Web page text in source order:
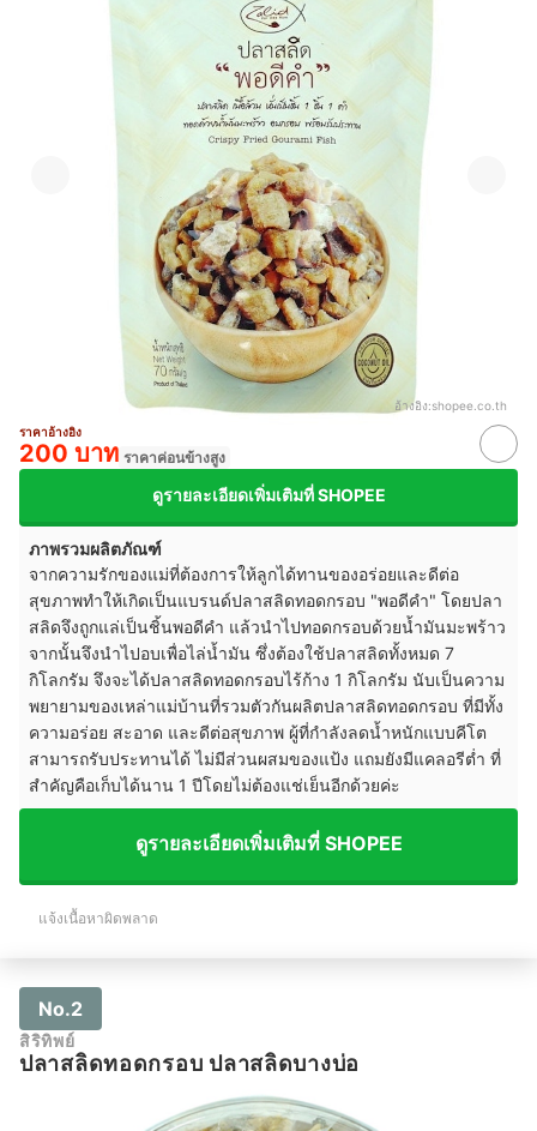
อ้างอิง:shopee.co.th
ราคาอ้างอิง
200 บาท ราคาค่อนข้างสูง
ดูรายละเอียดเพิ่มเติมที่ SHOPEE
ภาพรวมผลิตภัณฑ์
จากความรักของแม่ที่ต้องการให้ลูกได้ทานของอร่อยและดีต่อ
สุขภาพทำให้เกิดเป็นแบรนด์ปลาสลิดทอดกรอบ "พอดีคำ" โดยปลา
สลิดจึงถูกแล่เป็นชิ้นพอดีคำ แล้วนำไปทอดกรอบด้วยน้ำมันมะพร้าว
จากนั้นจึงนำไปอบเพื่อไล่น้ำมัน ซึ่งต้องใช้ปลาสลิดทั้งหมด 7
กิโลกรัม จึงจะได้ปลาสลิดทอดกรอบไร้ก้าง 1 กิโลกรัม นับเป็นความ
พยายามของเหล่าแม่บ้านที่รวมตัวกันผลิตปลาสลิดทอดกรอบ ที่มีทั้ง
ความอร่อย สะอาด และดีต่อสุขภาพ ผู้ที่กำลังลดน้ำหนักแบบคีโต
สามารถรับประทานได้ ไม่มีส่วนผสมของแป้ง แถมยังมีแคลอรีต่ำ ที่
สำคัญคือเก็บได้นาน 1 ปีโดยไม่ต้องแช่เย็นอีกด้วยค่ะ
ดูรายละเอียดเพิ่มเติมที่ SHOPEE
แจ้งเนื้อหาผิดพลาด
No.2
สิริทิพย์
ปลาสลิดทอดกรอบ ปลาสลิดบางบ่อ